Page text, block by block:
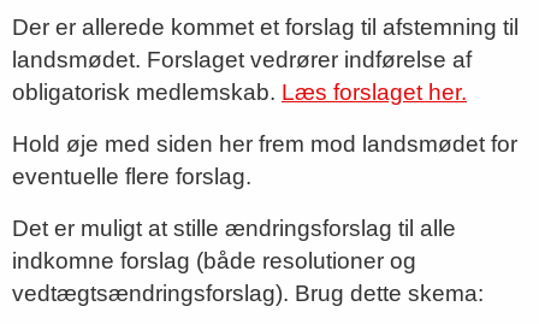
Der er allerede kommet et forslag til afstemning til
landsmødet. Forslaget vedrører indførelse af
obligatorisk medlemskab. Læs forslaget her.
Hold øje med siden her frem mod landsmødet for
eventuelle flere forslag.
Det er muligt at stille ændringsforslag til alle
indkomne forslag (både resolutioner og
vedtægtsændringsforslag). Brug dette skema: